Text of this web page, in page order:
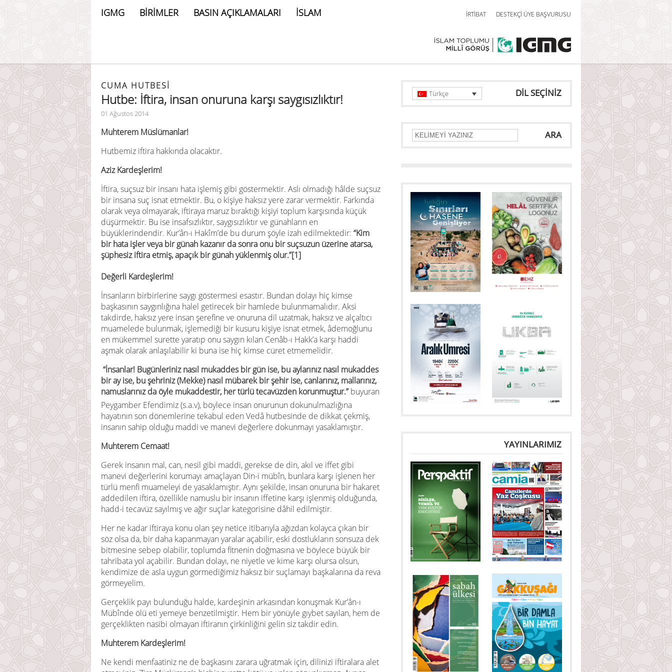
IGMG BİRİMLER BASIN AÇIKLAMALARI İSLAM İRTİBAT DESTEKÇİ ÜYE BAŞVURUSU
CUMA HUTBESİ
Hutbe: İftira, insan onuruna karşı saygısızlıktır!
01 Ağustos 2014
Muhterem Müslümanlar!
Hutbemiz iftira hakkında olacaktır.
Aziz Kardeşlerim!
İftira, suçsuz bir insanı hata işlemiş gibi göstermektir. Aslı olmadığı hâlde suçsuz
bir insana suç isnat etmektir. Bu, o kişiye haksız yere zarar vermektir. Farkında
olarak veya olmayarak, iftiraya maruz bıraktığı kişiyi toplum karşısında küçük
düşürmektir. Bu ise insafsızlıktır, saygısızlıktır ve günahların en
büyüklerindendir. Kur’ân-ı Hakîm’de bu durum şöyle izah edilmektedir: “Kim
bir hata işler veya bir günah kazanır da sonra onu bir suçsuzun üzerine atarsa,
şüphesiz iftira etmiş, apaçık bir günah yüklenmiş olur.”[1]
Değerli Kardeşlerim!
İnsanların birbirlerine saygı göstermesi esastır. Bundan dolayı hiç kimse
başkasının saygınlığına halel getirecek bir hamlede bulunmamalıdır. Aksi
takdirde, haksız yere insan şerefine ve onuruna dil uzatmak, haksız ve alçaltıcı
muamelede bulunmak, işlemediği bir kusuru kişiye isnat etmek, âdemoğlunu
en mükemmel surette yaratıp onu saygın kılan Cenâb-ı Hakk’a karşı haddi
aşmak olarak anlaşılabilir ki buna ise hiç kimse cüret etmemelidir.
“İnsanlar! Bugünleriniz nasıl mukaddes bir gün ise, bu aylarınız nasıl mukaddes
bir ay ise, bu şehriniz (Mekke) nasıl mübarek bir şehir ise, canlarınız, mallarınız,
namuslarınız da öyle mukaddestir, her türlü tecavüzden korunmuştur.” buyuran
Peygamber Efendimiz (s.a.v), böylece insan onurunun dokunulmazlığına
hayatının son dönemlerine tekabul eden Vedâ hutbesinde de dikkat çekmiş,
insanın sahip olduğu maddi ve manevi değerlere dokunmayı yasaklamıştır.
Muhterem Cemaat!
Gerek insanın mal, can, nesil gibi maddi, gerekse de din, akıl ve iffet gibi
manevi değerlerini korumayı amaçlayan Din-i mübîn, bunlara karşı işlenen her
türlü menfi muameleyi de yasaklamıştır. Aynı şekilde, insan onuruna bir hakaret
addedilen iftira, özellikle namuslu bir insanın iffetine karşı işlenmiş olduğunda,
hadd-i tecavüz sayılmış ve ağır suçlar kategorisine dâhil edilmiştir.
Her ne kadar iftiraya konu olan şey netice itibarıyla ağızdan kolayca çıkan bir
söz olsa da, bir daha kapanmayan yaralar açabilir, eski dostlukların sonsuza dek
bitmesine sebep olabilir, toplumda fitnenin doğmasına ve böylece büyük bir
tahribata yol açabilir. Bundan dolayı, ne niyetle ve kime karşı olursa olsun,
kendimize de asla uygun görmediğimiz haksız bir suçlamayı başkalarına da reva
görmeyelim.
Gerçeklik payı bulunduğu halde, kardeşinin arkasından konuşmak Kur’ân-ı
Mübînde ölü eti yemeye benzetilmiştir. Hem bir yönüyle gıybet sayılan, hem de
gerçeklikten nasibi olmayan iftiranın çirkinliğini gelin siz takdir edin.
Muhterem Kardeşlerim!
Ne kendi menfaatiniz ne de başkasını zarara uğratmak için, dilinizi iftiralara alet
DİL SEÇİNİZ
Türkçe
ARA
YAYINLARIMIZ